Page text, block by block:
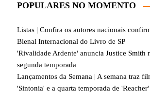
POPULARES NO MOMENTO
Listas | Confira os autores nacionais
Bienal Internacional do Livro de SP
'Rivalidade Ardente' anuncia Justice Smith
segunda temporada
Lançamentos da Semana | A semana traz
'Sintonia' e a quarta temporada de